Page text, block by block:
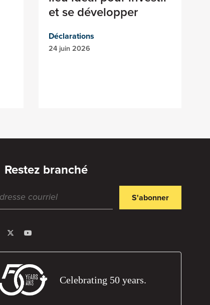
et se développer
Déclarations
24 juin 2026
Restez branché
S'abonner
Celebrating 50 years.